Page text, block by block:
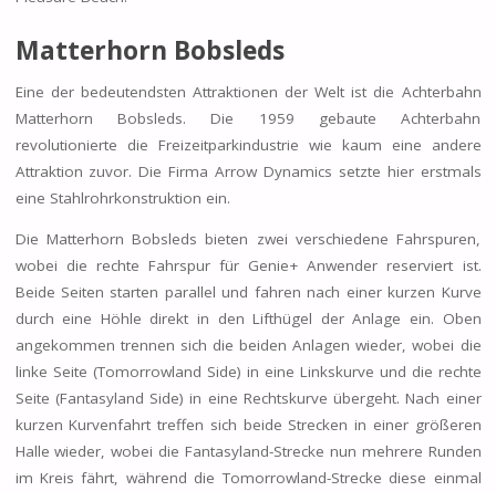
Matterhorn Bobsleds
Eine der bedeutendsten Attraktionen der Welt ist die Achterbahn
Matterhorn Bobsleds. Die 1959 gebaute Achterbahn
revolutionierte die Freizeitparkindustrie wie kaum eine andere
Attraktion zuvor. Die Firma Arrow Dynamics setzte hier erstmals
eine Stahlrohrkonstruktion ein.
Die Matterhorn Bobsleds bieten zwei verschiedene Fahrspuren,
wobei die rechte Fahrspur für Genie+ Anwender reserviert ist.
Beide Seiten starten parallel und fahren nach einer kurzen Kurve
durch eine Höhle direkt in den Lifthügel der Anlage ein. Oben
angekommen trennen sich die beiden Anlagen wieder, wobei die
linke Seite (Tomorrowland Side) in eine Linkskurve und die rechte
Seite (Fantasyland Side) in eine Rechtskurve übergeht. Nach einer
kurzen Kurvenfahrt treffen sich beide Strecken in einer größeren
Halle wieder, wobei die Fantasyland-Strecke nun mehrere Runden
im Kreis fährt, während die Tomorrowland-Strecke diese einmal